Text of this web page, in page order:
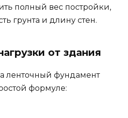
полный вес постройки,
грунта и длину стен.
от здания
ленточный фундамент
формуле: